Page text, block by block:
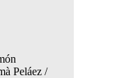
Peláez /